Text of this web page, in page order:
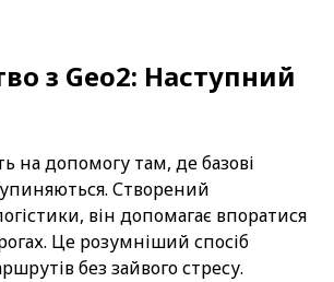
з Geo2: Наступний
на допомогу там, де базові
Створений
він допомагає впоратися
Це розумніший спосіб
без зайвого стресу.